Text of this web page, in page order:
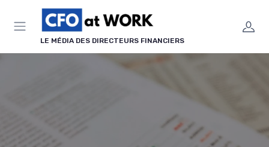
LE MÉDIA DES DIRECTEURS FINANCIERS
Panneau de gestion des cookies